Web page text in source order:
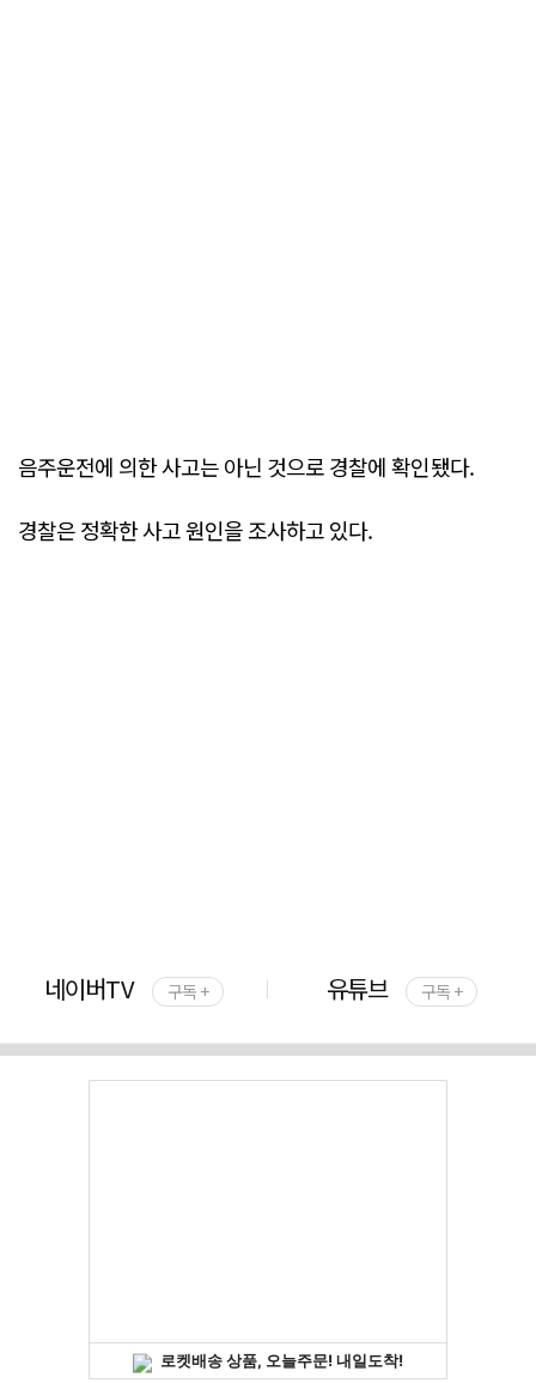
음주운전에 의한 사고는 아닌 것으로 경찰에 확인됐다.
경찰은 정확한 사고 원인을 조사하고 있다.
네이버TV 구독 + 유튜브 구독 +